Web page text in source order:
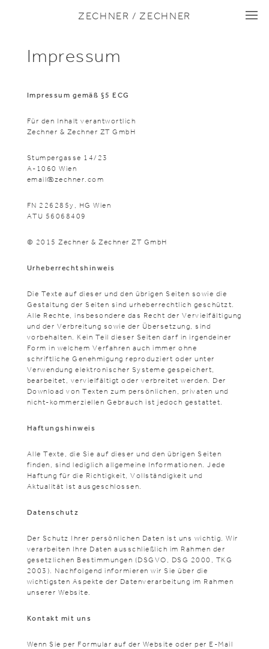
I
I
I
ZECHNER / ZECHNER
Impressum
Impressum gemäß §5 ECG
Für den Inhalt verantwortlich
Zechner & Zechner ZT GmbH
Stumpergasse 14/23
A-1060 Wien
email@zechner.com
FN 226285y, HG Wien
ATU 56068409
© 2015 Zechner & Zechner ZT GmbH
Urheberrechtshinweis
Die Texte auf dieser und den übrigen Seiten sowie die
Gestaltung der Seiten sind urheberrechtlich geschützt.
Alle Rechte, insbesondere das Recht der Vervielfältigung
und der Verbreitung sowie der Übersetzung, sind
vorbehalten. Kein Teil dieser Seiten darf in irgendeiner
Form in welchem Verfahren auch immer ohne
schriftliche Genehmigung reproduziert oder unter
Verwendung elektronischer Systeme gespeichert,
bearbeitet, vervielfältigt oder verbreitet werden. Der
Download von Texten zum persönlichen, privaten und
nicht-kommerziellen Gebrauch ist jedoch gestattet.
Haftungshinweis
Alle Texte, die Sie auf dieser und den übrigen Seiten
finden, sind lediglich allgemeine Informationen. Jede
Haftung für die Richtigkeit, Vollständigkeit und
Aktualität ist ausgeschlossen.
Datenschutz
Der Schutz Ihrer persönlichen Daten ist uns wichtig. Wir
verarbeiten Ihre Daten ausschließlich im Rahmen der
gesetzlichen Bestimmungen (DSGVO, DSG 2000, TKG
2003). Nachfolgend informieren wir Sie über die
wichtigsten Aspekte der Datenverarbeitung im Rahmen
unserer Website.
Kontakt mit uns
Wenn Sie per Formular auf der Website oder per E-Mail